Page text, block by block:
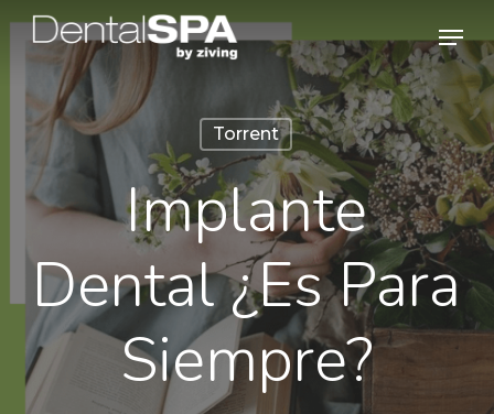
Skip
content
Menu
Torrent
Implante
Dental ¿Es Para
Siempre?